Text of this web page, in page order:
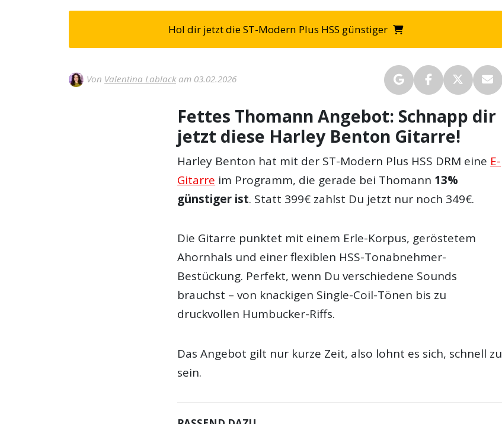
Hol dir jetzt die ST-Modern Plus HSS günstiger
Von Valentina Lablack am 03.02.2026
Fettes Thomann Angebot: Schnapp dir
jetzt diese Harley Benton Gitarre!
Harley Benton hat mit der ST-Modern Plus HSS DRM eine E-
Gitarre im Programm, die gerade bei Thomann 13%
günstiger ist. Statt 399€ zahlst Du jetzt nur noch 349€.
Die Gitarre punktet mit einem Erle-Korpus, geröstetem
Ahornhals und einer flexiblen HSS-Tonabnehmer-
Bestückung. Perfekt, wenn Du verschiedene Sounds
brauchst – von knackigen Single-Coil-Tönen bis zu
druckvollen Humbucker-Riffs.
Das Angebot gilt nur kurze Zeit, also lohnt es sich, schnell zu
sein.